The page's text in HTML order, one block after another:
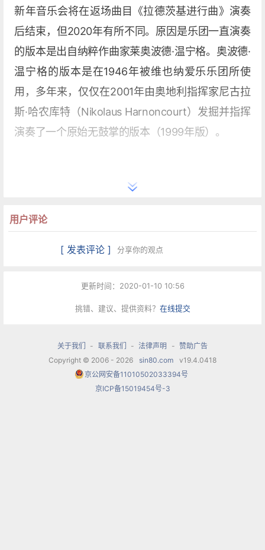
新年音乐会将在返场曲目《拉德茨基进行曲》演奏
后结束，但2020年有所不同。原因是乐团一直演奏
的版本是出自纳粹作曲家莱奥波德·温宁格。奥波德·
温宁格的版本是在1946年被维也纳爱乐乐团所使
用，多年来，仅仅在2001年由奥地利指挥家尼古拉
斯·哈农库特（Nikolaus Harnoncourt）发掘并指挥
演奏了一个原始无鼓掌的版本（1999年版）。
用户评论
[ 发表评论 ] 分享你的观点
更新时间：2020-01-10 10:56
挑错、建议、提供资料？ 在线提交
关于我们 - 联系我们 - 法律声明 - 赞助广告
Copyright © 2006 - 2026
sin80.com
v19.4.0418
京公网安备11010502033394号
京ICP备15019454号-3